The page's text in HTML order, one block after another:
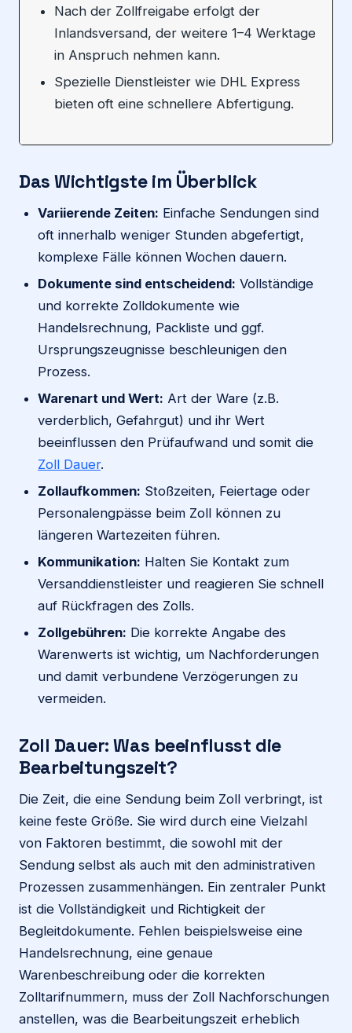
Nach der Zollfreigabe erfolgt der
Inlandsversand, der weitere 1–4 Werktage
in Anspruch nehmen kann.
Spezielle Dienstleister wie DHL Express
bieten oft eine schnellere Abfertigung.
Das Wichtigste im Überblick
Variierende Zeiten: Einfache Sendungen sind
oft innerhalb weniger Stunden abgefertigt,
komplexe Fälle können Wochen dauern.
Dokumente sind entscheidend: Vollständige
und korrekte Zolldokumente wie
Handelsrechnung, Packliste und ggf.
Ursprungszeugnisse beschleunigen den
Prozess.
Warenart und Wert: Art der Ware (z.B.
verderblich, Gefahrgut) und ihr Wert
beeinflussen den Prüfaufwand und somit die
Zoll Dauer.
Zollaufkommen: Stoßzeiten, Feiertage oder
Personalengpässe beim Zoll können zu
längeren Wartezeiten führen.
Kommunikation: Halten Sie Kontakt zum
Versanddienstleister und reagieren Sie schnell
auf Rückfragen des Zolls.
Zollgebühren: Die korrekte Angabe des
Warenwerts ist wichtig, um Nachforderungen
und damit verbundene Verzögerungen zu
vermeiden.
Zoll Dauer: Was beeinflusst die
Bearbeitungszeit?
Die Zeit, die eine Sendung beim Zoll verbringt, ist
keine feste Größe. Sie wird durch eine Vielzahl
von Faktoren bestimmt, die sowohl mit der
Sendung selbst als auch mit den administrativen
Prozessen zusammenhängen. Ein zentraler Punkt
ist die Vollständigkeit und Richtigkeit der
Begleitdokumente. Fehlen beispielsweise eine
Handelsrechnung, eine genaue
Warenbeschreibung oder die korrekten
Zolltarifnummern, muss der Zoll Nachforschungen
anstellen, was die Bearbeitungszeit erheblich